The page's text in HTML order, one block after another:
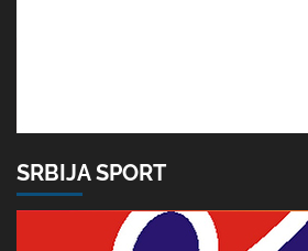
SRBIJA SPORT